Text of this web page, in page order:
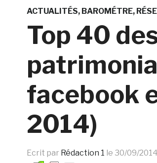
ACTUALITÉS BAROMÉTRE
Top 40
facebook
2014)
Ecrit par Rédaction 1 le 30/09/2014